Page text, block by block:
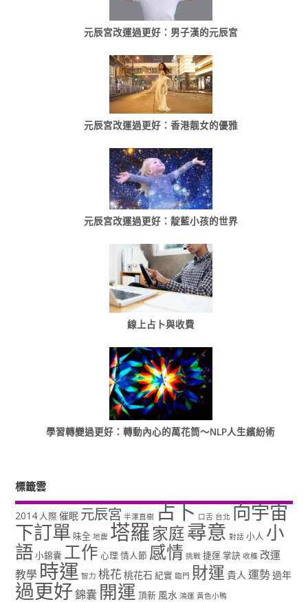
元辰宮改運過更好：男子漢的元辰宮
元辰宮改運過更好：香港靓女的優雅
元辰宮改運過更好：靛藍小孩的世界
線上占卜與收費
學習轉變過更好：轉動內心的萬花筒～NLP人生繽紛術
標籤雲
2014人際 催眠 元辰宮 半澤直樹 占卜 口舌 台北 向宇宙
下訂單 味全 地震 塔羅家庭尋意 對話 小人 小
語小錦囊 工作 心理情人節 感情 挑戰 捷運 掌訣 收穫 改運
教學 時運 智力 桃花 桃花石 紀實 臨門 財運 貴人 運勢過年
過更好錦囊 開運 頂新 風水 鴻運 黃色小鴨